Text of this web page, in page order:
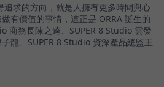
求的方向，就是人擁有更多時間與心
有價值的事情，這正是 ORRA 誕生的
商務長陳之逵、SUPER 8 Studio 雲發
龍、SUPER 8 Studio 資深產品總監王